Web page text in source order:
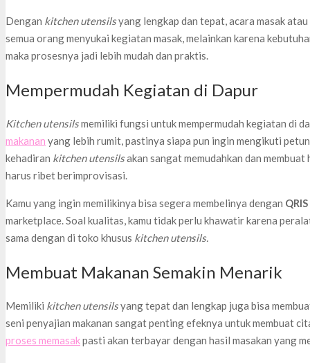
Dengan kitchen utensilsyang lengkap dan tepat, acara masak atau
semua orang menyukai kegiatan masak, melainkan karena
maka prosesnya jadi lebih mudah dan praktis.
Mempermudah Kegiatan di Dapur
Kitchen utensilsmemiliki fungsi untuk mempermudah kegiatan di
makanan yang lebih rumit, pastinya siapa pun ingin mengikuti
kehadiran kitchen utensilsakan sangat memudahkan dan
harus ribet berimprovisasi.
Kamu yang ingin memilikinya bisa segera membelinya dengan QRIS
marketplace. Soal kualitas, kamu tidak perlu khawatir karena
sama dengan di toko khusus kitchen utensils.
Membuat Makanan Semakin Menarik
Memiliki kitchen utensilsyang tepat dan lengkap juga bisa
seni penyajian makanan sangat penting efeknya untuk membuat
proses memasakpasti akan terbayar dengan hasil masakan yang